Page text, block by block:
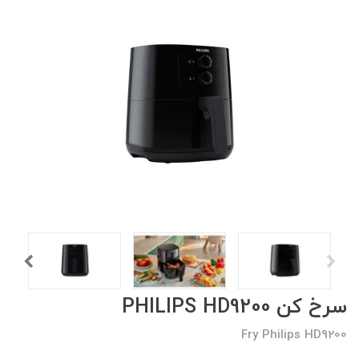
سرخ کن PHILIPS HD9200
Fry Philips HD9200